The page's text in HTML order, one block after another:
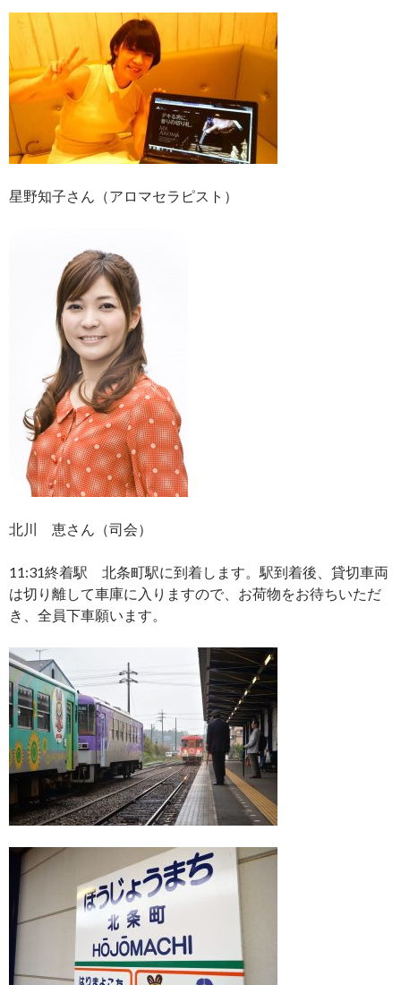
星野知子さん（アロマセラピスト）
北川 恵さん（司会）
11:31終着駅 北条町駅に到着します。駅到着後、貸切車両
は切り離して車庫に入りますので、お荷物をお待ちいただ
き、全員下車願います。